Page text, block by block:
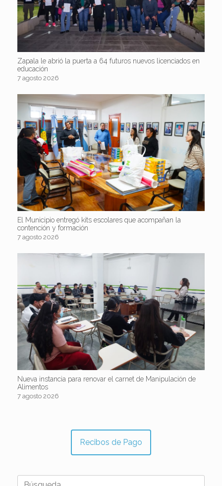
Zapala le abrió la puerta a 64 futuros nuevos licenciados en
educación
7 agosto 2026
El Municipio entregó kits escolares que acompañan la
contención y formación
7 agosto 2026
Nueva instancia para renovar el carnet de Manipulación de
Alimentos
7 agosto 2026
Recibos de Pago
Buscar: